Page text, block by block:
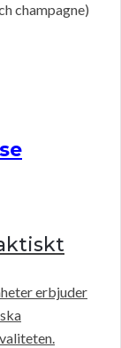
champagne)
erbjuder